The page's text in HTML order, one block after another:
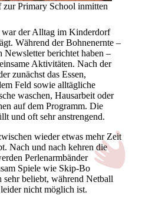
Primary School inmitten
war der Alltag im Kinderdorf
Während der Bohnenernte –
Newsletter berichtet haben –
Aktivitäten. Nach der
zunächst das Essen,
Feld sowie alltägliche
waschen, Hausarbeit oder
auf dem Programm. Die
und oft sehr anstrengend.
wieder etwas mehr Zeit
Nach und nach kehren die
Perlenarmbänder
Spiele wie Skip-Bo
beliebt, während Netball
nicht möglich ist.